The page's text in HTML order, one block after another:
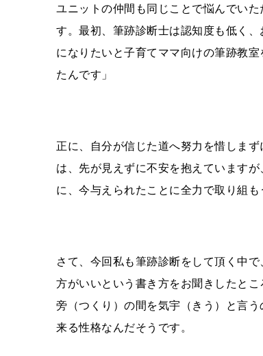
ユニットの仲間も同じことで悩んでい
す。最初、筆跡診断士は認知度も低く
になりたいと子育てママ向けの筆跡教
たんです」
正に、自分が信じた道へ努力を惜しま
は、先が見えずに不安を抱えています
に、今与えられたことに全力で取り組も
さて、今回私も筆跡診断をして頂く中
方がいいという書き方をお聞きしたとこ
旁（つくり）の間を気宇（きう）と言
来る性格なんだそうです。